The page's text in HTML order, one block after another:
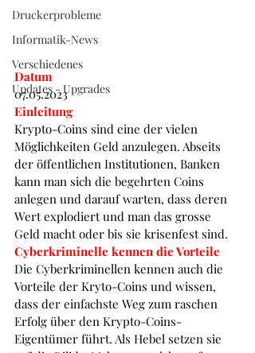
52 38 60
Druckerprobleme
Informatik-News
Verschiedenes
Updates - Upgrades
Datum
07.05.2023
Einleitung
Krypto-Coins sind eine der vielen
Möglichkeiten Geld anzulegen. Abseits
der öffentlichen Institutionen, Banken
kann man sich die begehrten Coins
anlegen und darauf warten, dass deren
Wert explodiert und man das grosse
Geld macht oder bis sie krisenfest sind.
Cyberkriminelle kennen die Vorteile
Die Cyberkriminellen kennen auch die
Vorteile der Kryto-Coins und wissen,
dass der einfachste Weg zum raschen
Erfolg über den Krypto-Coins-
Eigentümer führt. Als Hebel setzen sie